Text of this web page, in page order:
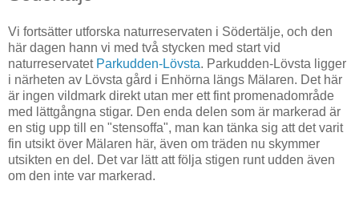
Vi fortsätter utforska naturreservaten i Södertälje, och den
här dagen hann vi med två stycken med start vid
naturreservatet Parkudden-Lövsta. Parkudden-Lövsta ligger
i närheten av Lövsta gård i Enhörna längs Mälaren. Det här
är ingen vildmark direkt utan mer ett fint promenadområde
med lättgångna stigar. Den enda delen som är markerad är
en stig upp till en "stensoffa", man kan tänka sig att det varit
fin utsikt över Mälaren här, även om träden nu skymmer
utsikten en del. Det var lätt att följa stigen runt udden även
om den inte var markerad.